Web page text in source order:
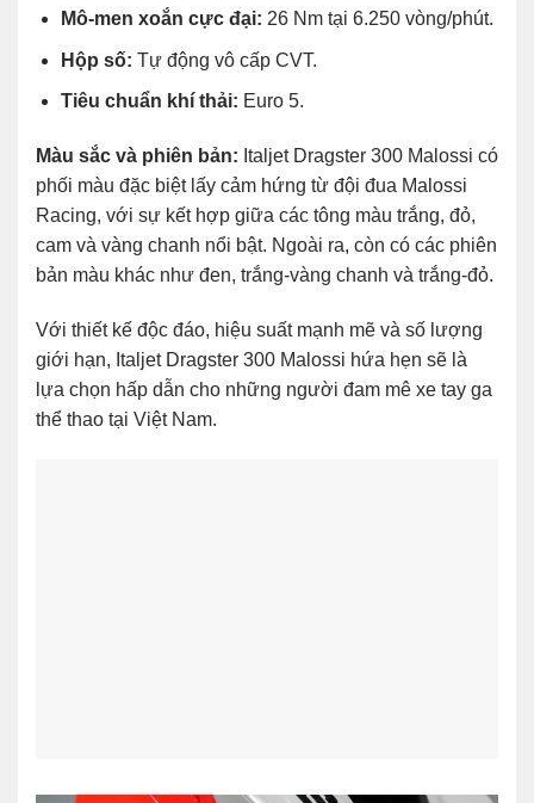
Mô-men xoắn cực đại: 26 Nm tại 6.250 vòng/phút.
Hộp số: Tự động vô cấp CVT.
Tiêu chuẩn khí thải: Euro 5.
Màu sắc và phiên bản: Italjet Dragster 300 Malossi có
phối màu đặc biệt lấy cảm hứng từ đội đua Malossi
Racing, với sự kết hợp giữa các tông màu trắng, đỏ,
cam và vàng chanh nổi bật. Ngoài ra, còn có các phiên
bản màu khác như đen, trắng-vàng chanh và trắng-đỏ.
Với thiết kế độc đáo, hiệu suất mạnh mẽ và số lượng
giới hạn, Italjet Dragster 300 Malossi hứa hẹn sẽ là
lựa chọn hấp dẫn cho những người đam mê xe tay ga
thể thao tại Việt Nam.